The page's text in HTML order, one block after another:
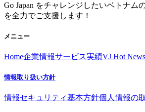
Go Japan をチャレンジしたいベトナム
を全力でご支援します！
メニュー
Home企業情報サービス実績VJ Hot News
情報取り扱い方針
情報セキュリティ基本方針個人情報の